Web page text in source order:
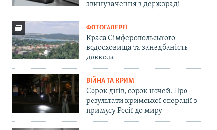
звинувачення в держзраді
ФОТОГАЛЕРЕЇ
Краса Сімферопольського
водосховища та занедбаність
довкола
ВІЙНА ТА КРИМ
Сорок днів, сорок ночей. Про
результати кримської операції з
примусу Росії до миру